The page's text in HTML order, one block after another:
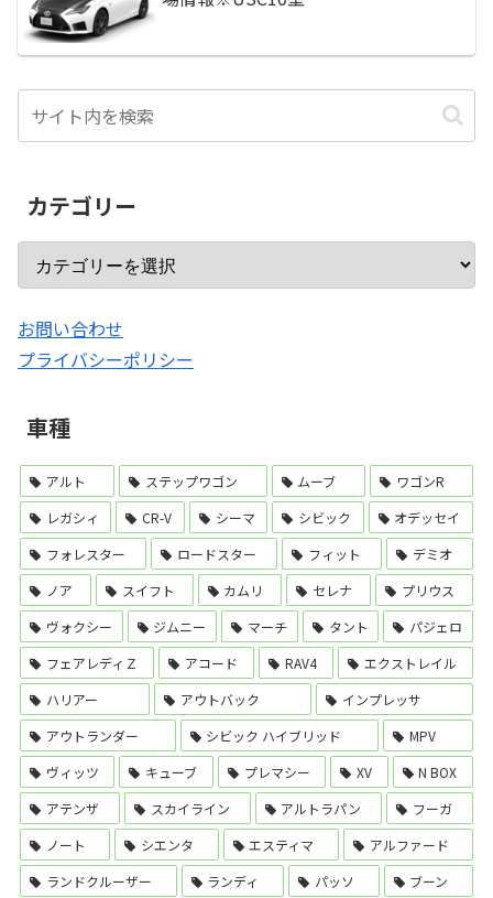
カテゴリー
お問い合わせ
プライバシーポリシー
車種
アルト ステップワゴン ムーブ
ワゴンR
レガシィ
CR-V シーマ シビック
オデッセイ
フォレスター
ロードスター フィット
デミオ
ノア
スイフト カムリ セレナ
プリウス
ヴォクシー
ジムニー マーチ タント
パジェロ
フェアレディＺ
アコード RAV4
エクストレイル
ハリアー
アウトバック
インプレッサ
アウトランダー
シビック ハイブリッド
MPV
ヴィッツ
キューブ プレマシー XV
N BOX
アテンザ
スカイライン アルトラパン
フーガ
ノート
シエンタ エスティマ
アルファード
ランドクルーザー
ランディ パッソ ブーン